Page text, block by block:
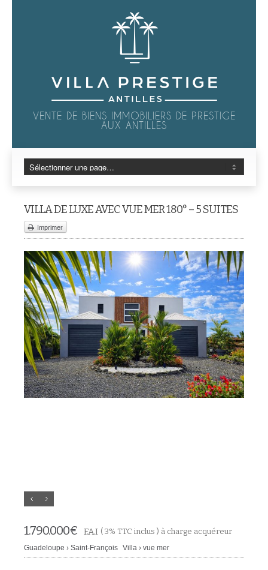
VENTE DE BIENS IMMOBILIERS DE PRESTIGE
AUX ANTILLES
VILLA DE LUXE AVEC VUE MER 180° – 5 SUITES
Imprimer
1.790.000€ F.A.I ( 3% TTC inclus ) à charge acquéreur
Guadeloupe › Saint-François Villa › vue mer